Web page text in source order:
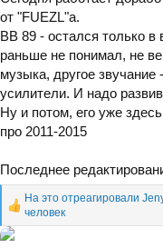
от "FUEZL"а.
ВВ 89 - остался только в
раньше не понимал, не
музыка, другое звучание
усилители. И надо
Ну и потом, его уже
про 2011-2015
Последнее
Р
е
а
На это отреагировали
человек